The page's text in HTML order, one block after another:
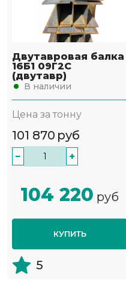
Двутавровая балка
16Б1 09Г2С
(двутавр)
В наличии
Цена за тонну
101 870 руб
− +
104 220 руб
КУПИТЬ
5